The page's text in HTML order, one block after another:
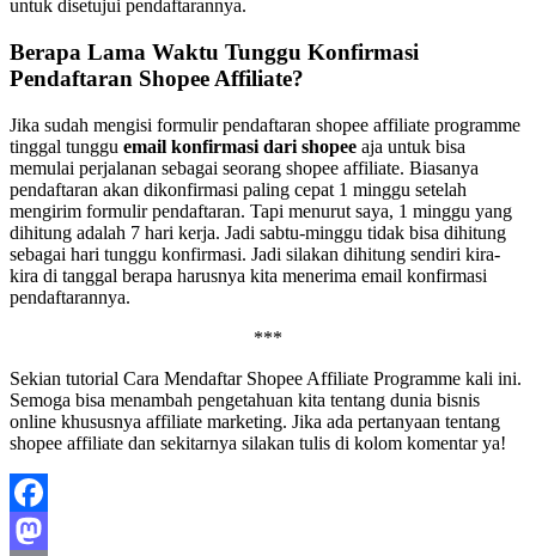
untuk disetujui pendaftarannya.
Berapa Lama Waktu Tunggu Konfirmasi
Pendaftaran Shopee Affiliate?
Jika sudah mengisi formulir pendaftaran shopee affiliate programme
tinggal tunggu email konfirmasi dari shopee aja untuk bisa
memulai perjalanan sebagai seorang shopee affiliate. Biasanya
pendaftaran akan dikonfirmasi paling cepat 1 minggu setelah
mengirim formulir pendaftaran. Tapi menurut saya, 1 minggu yang
dihitung adalah 7 hari kerja. Jadi sabtu-minggu tidak bisa dihitung
sebagai hari tunggu konfirmasi. Jadi silakan dihitung sendiri kira-
kira di tanggal berapa harusnya kita menerima email konfirmasi
pendaftarannya.
***
Sekian tutorial Cara Mendaftar Shopee Affiliate Programme kali ini.
Semoga bisa menambah pengetahuan kita tentang dunia bisnis
online khususnya affiliate marketing. Jika ada pertanyaan tentang
shopee affiliate dan sekitarnya silakan tulis di kolom komentar ya!
Facebook